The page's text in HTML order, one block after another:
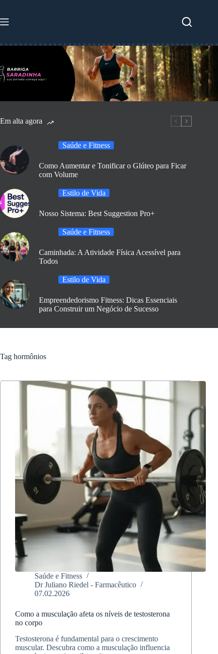
o
Em alta agora
Saúde e Fitness
Como Aumentar e Tonificar o Glúteo para Ficar
com Volume
Estilo de Vida
Nosso Sistema: Best Suggestion Pro+
Saúde e Fitness
Caminhada: A Atividade Física Acessível para
Todos
Estilo de Vida
Empreendedorismo Fitness: Dicas Essenciais
para Construir um Negócio de Sucesso
Tag hormônios
Saúde e Fitness
Dr Juliano Riedel - Farmacêutico
07.02.2026
Como a musculação afeta os níveis de testosterona
no corpo
Testosterona é fundamental para o crescimento
muscular. Descubra como a musculação influencia